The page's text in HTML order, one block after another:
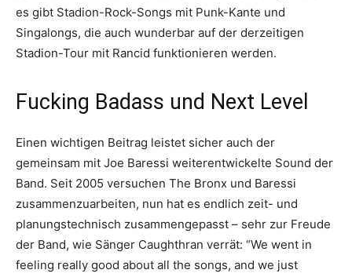
es gibt Stadion-Rock-Songs mit Punk-Kante und
Singalongs, die auch wunderbar auf der derzeitigen
Stadion-Tour mit Rancid funktionieren werden.
Fucking Badass und Next Level
Einen wichtigen Beitrag leistet sicher auch der
gemeinsam mit Joe Baressi weiterentwickelte Sound der
Band. Seit 2005 versuchen The Bronx und Baressi
zusammenzuarbeiten, nun hat es endlich zeit- und
planungstechnisch zusammengepasst – sehr zur Freude
der Band, wie Sänger Caughthran verrät: “We went in
feeling really good about all the songs, and we just